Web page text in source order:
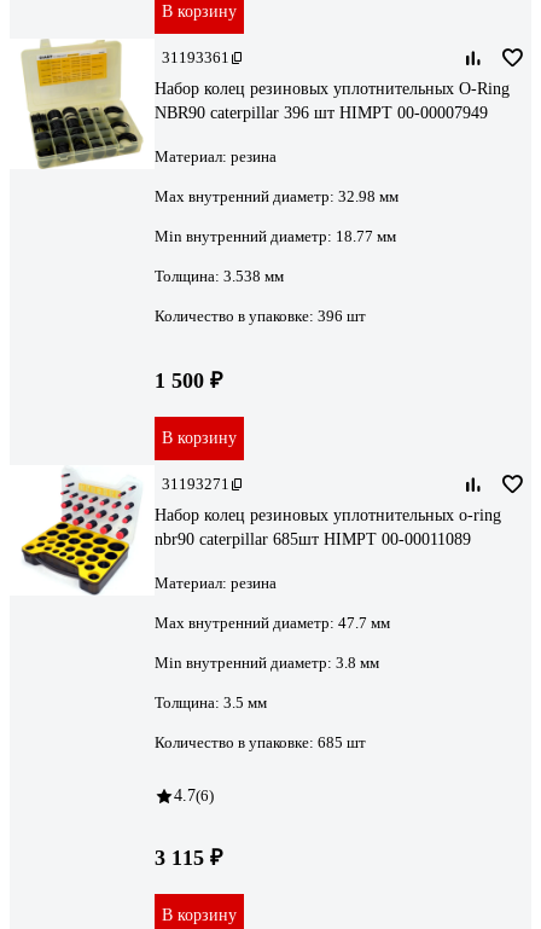
В корзину
31193361
Набор колец резиновых уплотнительных O-Ring
NBR90 caterpillar 396 шт HIMPT 00-00007949
Материал: резина
Max внутренний диаметр: 32.98 мм
Min внутренний диаметр: 18.77 мм
Толщина: 3.538 мм
Количество в упаковке: 396 шт
1 500 ₽
В корзину
31193271
Набор колец резиновых уплотнительных o-ring
nbr90 caterpillar 685шт HIMPT 00-00011089
Материал: резина
Max внутренний диаметр: 47.7 мм
Min внутренний диаметр: 3.8 мм
Толщина: 3.5 мм
Количество в упаковке: 685 шт
4.7(6)
3 115 ₽
В корзину